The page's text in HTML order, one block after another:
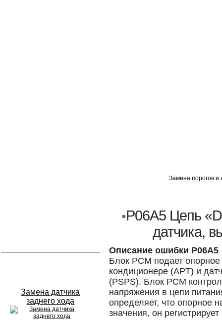
Замена датчика
заднего хода
Замена порогов и
P06A5 Цепь
датчика,
Описание ошибки P06A5
Блок PCM подает
кондиционере (APT) и
(PSPS). Блок PCM
напряжения в цепи
определяет, что опорное
значения, он